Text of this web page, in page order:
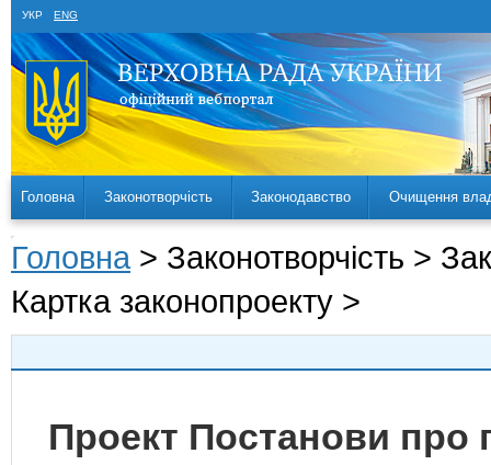
УКР ENG
Головна Законотворчість Законодавство Очищення
Головна > Законотворчість >
Картка законопроекту >
Проект Постанови про